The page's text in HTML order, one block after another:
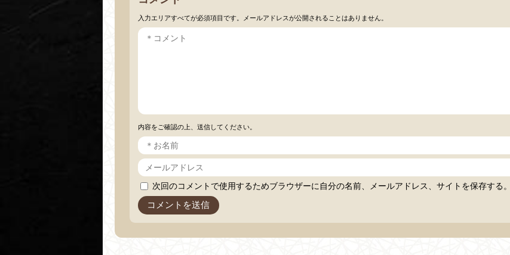
入力エリアすべてが必須項目です。メールアドレスが公開されることはありません。
内容をご確認の上、送信してください。
次回のコメントで使用するためブラウザーに自分の名前、メールアドレス、サイトを保存する。